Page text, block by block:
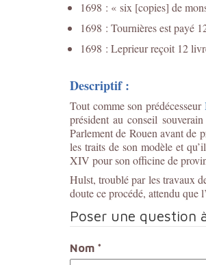
1698 : « six [copies] de
1698 : Tournières est payé
1698 : Leprieur reçoit 12
Descriptif :
Tout comme son prédécesseur
président au conseil
Parlement de Rouen avant de
les traits de son modèle et
XIV pour son officine de
Hulst, troublé par les travaux
doute ce procédé, attendu que
Poser une question
Nom *